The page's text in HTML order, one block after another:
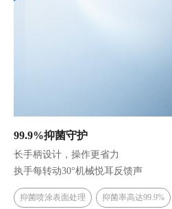
99.9%抑菌守护
长手柄设计，操作更省力
执手每转动30°机械悦耳反馈声
抑菌喷涂表面处理 抑菌率高达99.9%